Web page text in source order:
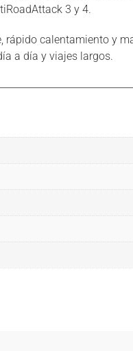
3 y 4.
calentamiento y
a día y viajes largos.